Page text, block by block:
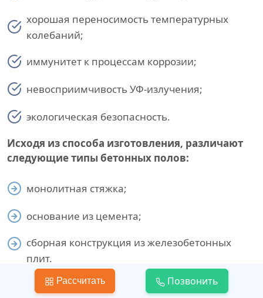
хорошая переносимость температурных
колебаний;
иммунитет к процессам коррозии;
невосприимчивость УФ-излучения;
экологическая безопасность.
Исходя из способа изготовления, различают
следующие типы бетонных полов:
монолитная стяжка;
основание из цемента;
сборная конструкция из железобетонных
плит.
Самыми надежными для условий
Рассчитать Позвонить